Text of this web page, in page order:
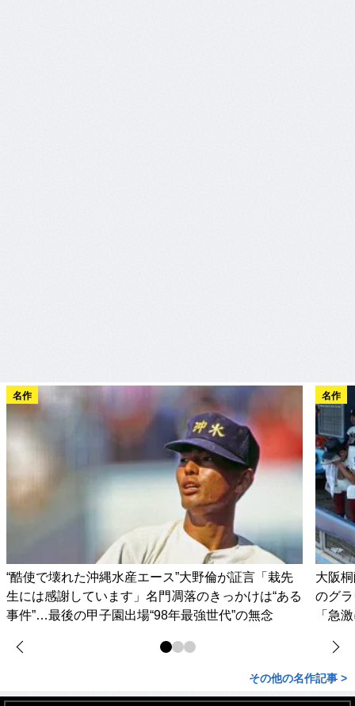
名作
“酷使で壊れた沖縄水産エース”大野倫が証言「栽先
生には感謝しています」名門凋落のきっかけは“ある
事件”…最後の甲子園出場“98年最強世代”の無念
名作
大阪
のグ
「急
その他の名作記事 >